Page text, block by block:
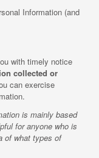
Information (and
with timely notice
collected or
can exercise
is mainly based
for anyone who is
of what types of